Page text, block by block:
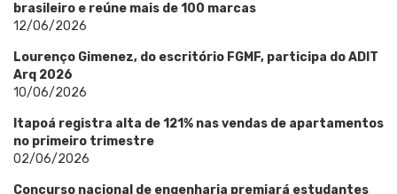
brasileiro e reúne mais de 100 marcas
12/06/2026
Lourenço Gimenez, do escritório FGMF, participa do ADIT
Arq 2026
10/06/2026
Itapoá registra alta de 121% nas vendas de apartamentos
no primeiro trimestre
02/06/2026
Concurso nacional de engenharia premiará estudantes